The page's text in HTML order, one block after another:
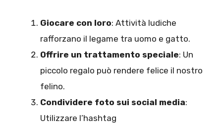
Giocare con loro: Attività ludiche
rafforzano il legame tra uomo e gatto.
Offrire un trattamento speciale: Un
piccolo regalo può rendere felice il nostro
felino.
Condividere foto sui social media:
Utilizzare l’hashtag